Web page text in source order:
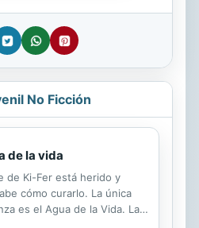
No Ficción
de la vida
de Ki-Fer está herido y
cómo curarlo. La única
es el Agua de la Vida. Las